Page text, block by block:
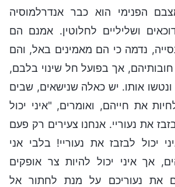
הפנימי הוא כבר אנדרלמוסיה
ושליליים לחלוטין. אמנם הם
נדמה כי הם מאמינים באל, והם
אך בפועל חל שינוי בלבם,
אותו. יש כאלה שנישאים, שבים
את חייהם, ואומרים, "איני יכול
את נעוריי. אנחנו צעירים רק פעם
יכול לבזבז את נעוריי! בלבי אני
אך איני יכול להיות צר אופקים
את נעוריכם על מנת לחתור אל